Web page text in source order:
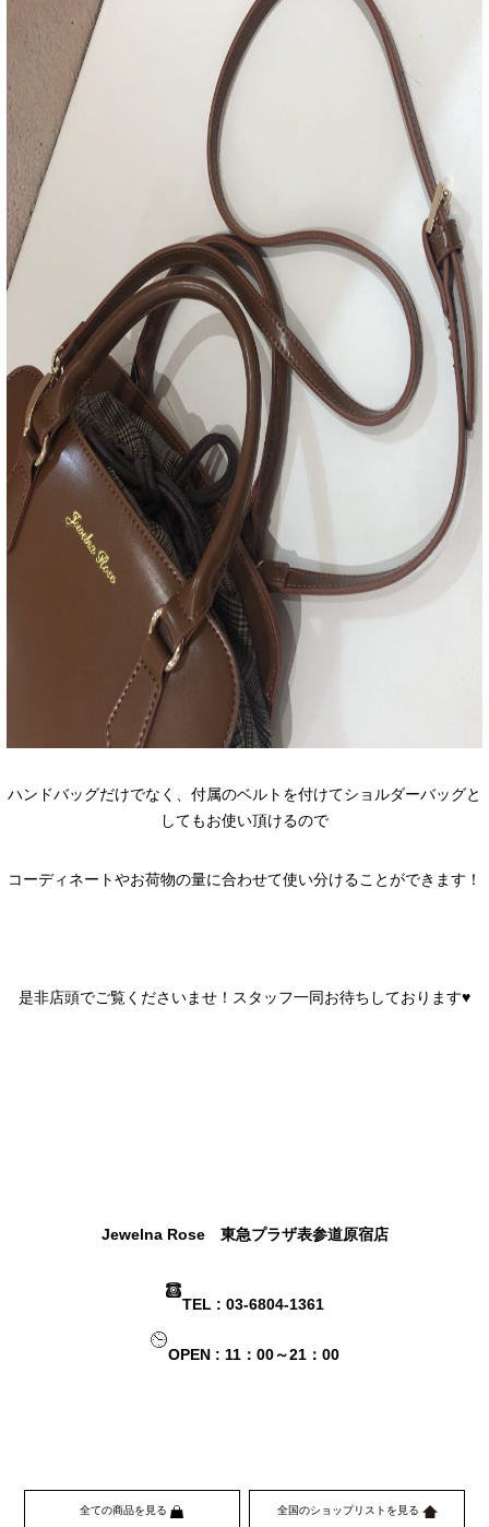
ハンドバッグだけでなく、付属のベルトを付けてショルダーバッグと
してもお使い頂けるので
コーディネートやお荷物の量に合わせて使い分けることができます！
是非店頭でご覧くださいませ！スタッフ一同お待ちしております♥
Jewelna Rose 東急プラザ表参道原宿店
TEL : 03-6804-1361
OPEN : 11：00～21：00
全ての商品を見る 全国のショップリストを見る